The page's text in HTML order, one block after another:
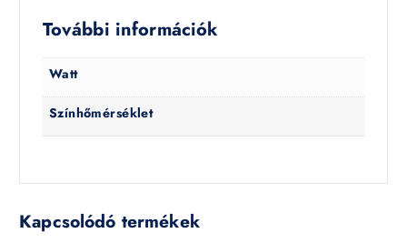
További információk
Watt
Színhőmérséklet
Kapcsolódó termékek